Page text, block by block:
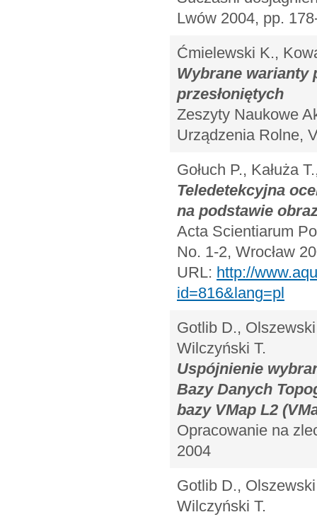
Lwów 2004, pp.
Ćmielewski K.,
Wybrane warianty
przesłoniętych
Zeszyty Naukowe
Urządzenia Rolne,
Gołuch P., Kałuża
Teledetekcyjna
na podstawie
Acta Scientiarum
No. 1-2, Wrocław
URL: http://
id=816&lang=pl
Gotlib D.,
Wilczyński T.
Uspójnienie
Bazy Danych
bazy VMap L2
Opracowanie na
2004
Gotlib D.,
Wilczyński T.